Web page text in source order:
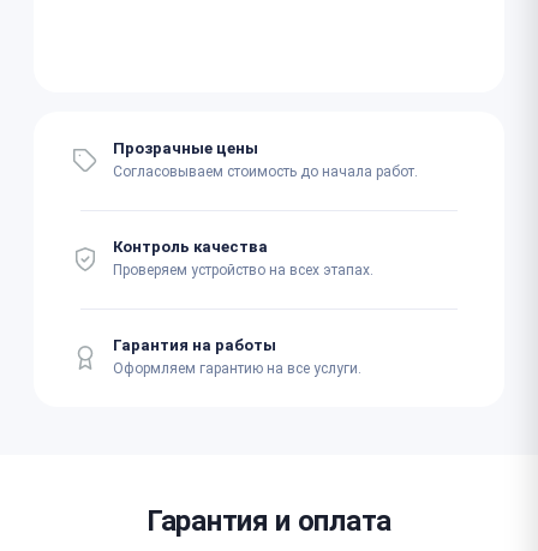
Прозрачные цены
Согласовываем стоимость до начала работ.
Контроль качества
Проверяем устройство на всех этапах.
Гарантия на работы
Оформляем гарантию на все услуги.
Гарантия и оплата